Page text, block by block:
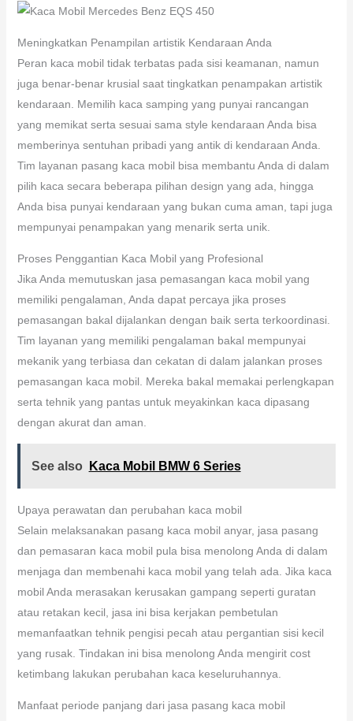
Meningkatkan Penampilan artistik Kendaraan Anda
Peran kaca mobil tidak terbatas pada sisi keamanan, namun
juga benar-benar krusial saat tingkatkan penampakan artistik
kendaraan. Memilih kaca samping yang punyai rancangan
yang memikat serta sesuai sama style kendaraan Anda bisa
memberinya sentuhan pribadi yang antik di kendaraan Anda.
Tim layanan pasang kaca mobil bisa membantu Anda di dalam
pilih kaca secara beberapa pilihan design yang ada, hingga
Anda bisa punyai kendaraan yang bukan cuma aman, tapi juga
mempunyai penampakan yang menarik serta unik.
Proses Penggantian Kaca Mobil yang Profesional
Jika Anda memutuskan jasa pemasangan kaca mobil yang
memiliki pengalaman, Anda dapat percaya jika proses
pemasangan bakal dijalankan dengan baik serta terkoordinasi.
Tim layanan yang memiliki pengalaman bakal mempunyai
mekanik yang terbiasa dan cekatan di dalam jalankan proses
pemasangan kaca mobil. Mereka bakal memakai perlengkapan
serta tehnik yang pantas untuk meyakinkan kaca dipasang
dengan akurat dan aman.
See also Kaca Mobil BMW 6 Series
Upaya perawatan dan perubahan kaca mobil
Selain melaksanakan pasang kaca mobil anyar, jasa pasang
dan pemasaran kaca mobil pula bisa menolong Anda di dalam
menjaga dan membenahi kaca mobil yang telah ada. Jika kaca
mobil Anda merasakan kerusakan gampang seperti guratan
atau retakan kecil, jasa ini bisa kerjakan pembetulan
memanfaatkan tehnik pengisi pecah atau pergantian sisi kecil
yang rusak. Tindakan ini bisa menolong Anda mengirit cost
ketimbang lakukan perubahan kaca keseluruhannya.
Manfaat periode panjang dari jasa pasang kaca mobil